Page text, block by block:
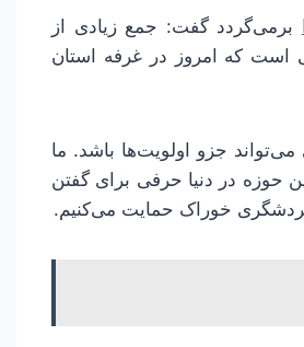
برمی‌گردد گفت: جمع زیادی از
است که امروز در غرفه استان
جزو اولویت‌ها باشد. ما
حوزه در دنیا حرفی برای گفتن
خوراک حمایت می‌کنیم.